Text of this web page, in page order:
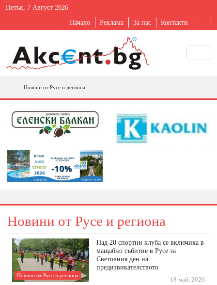
Петък, 7 Август 2026
Начало Реклама За нас Контакти
Новини от Русе и региона
Новини от Русе и региона
Новини от Русе и региона
Над 20 спортни клуба се включиха в
мащабно събитие в Русе за
Световния ден на
предизвикателството
18 май, 2026